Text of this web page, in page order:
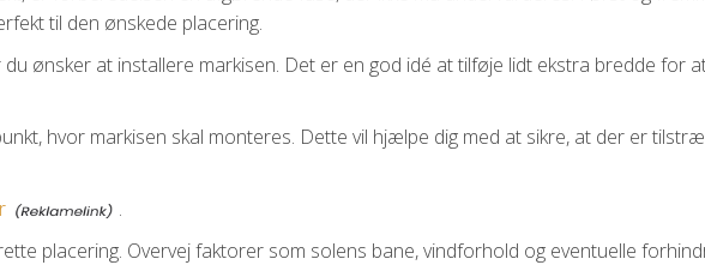
til den ønskede placering.
ønsker at installere markisen. Det er en god idé at tilføje lidt ekstra bredde for
hvor markisen skal monteres. Dette vil hjælpe dig med at sikre, at der er
.
placering. Overvej faktorer som solens bane, vindforhold og eventuelle